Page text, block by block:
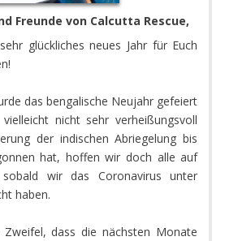
Freunde von Calcutta Rescue,
glückliches neues Jahr für Euch
das bengalische Neujahr gefeiert
nicht sehr verheißungsvoll
der indischen Abriegelung bis
hat, hoffen wir doch alle auf
wir das Coronavirus unter
haben.
dass die nächsten Monate